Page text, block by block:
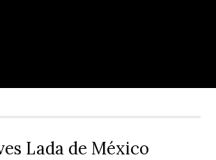
Lada de México